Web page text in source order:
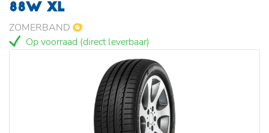
88W XL
ZOMERBAND
Op voorraad (direct leverbaar)